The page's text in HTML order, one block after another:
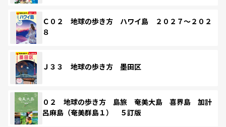
Ｃ０２ 地球の歩き方 ハワイ島 ２０２７～２０２
８
Ｊ３３ 地球の歩き方 墨田区
０２ 地球の歩き方 島旅 奄美大島 喜界島 加計
呂麻島（奄美群島１） ５訂版